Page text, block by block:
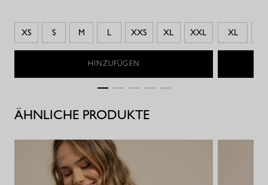
XS S M L XXS XL XXL
HINZUFÜGEN
XL
ÄHNLICHE PRODUKTE